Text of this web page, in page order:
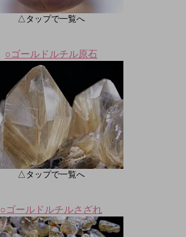
△タップで一覧へ
○ゴールドルチル原石
△タップで一覧へ
○ゴールドルチルさざれ